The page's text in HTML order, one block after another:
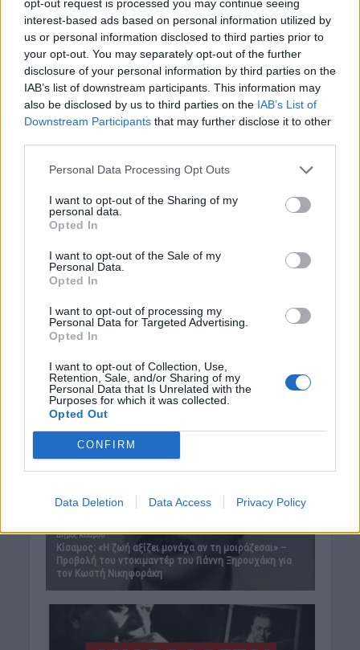
opt-out request is processed you may continue seeing
interest-based ads based on personal information utilized by
us or personal information disclosed to third parties prior to
your opt-out. You may separately opt-out of the further
disclosure of your personal information by third parties on the
IAB’s list of downstream participants. This information may
also be disclosed by us to third parties on the IAB’s List of
Downstream Participants that may further disclose it to other
Personal Data Processing Opt Outs
I want to opt-out of the Sharing of my
personal data.
Opted In
I want to opt-out of the Sale of my
Personal Data.
Opted In
I want to opt-out of processing my
Personal Data for Targeted Advertising.
Opted In
I want to opt-out of Collection, Use,
Retention, Sale, and/or Sharing of my
Personal Data that Is Unrelated with the
Purposes for which it was collected.
Opted Out
CONFIRM
Data Deletion Data Access Privacy Policy